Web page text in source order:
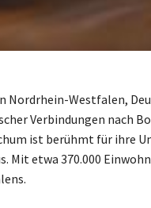
Nordrhein-Westfalen,
Verbindungen nach
ist berühmt für ihre
Mit etwa 370.000